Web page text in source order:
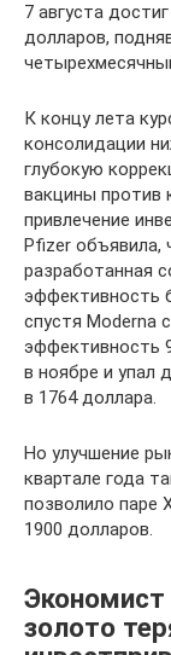
7 августа
долларов,
К концу лета
консолидации
глубокую
вакцины против
привлечение
Pfizer объявила,
разработанная
эффективность
спустя Moderna
эффективность
в ноябре и упал
в 1764 доллара.
Но улучшение
квартале года
позволило паре
1900 долларов.
Экономист
золото